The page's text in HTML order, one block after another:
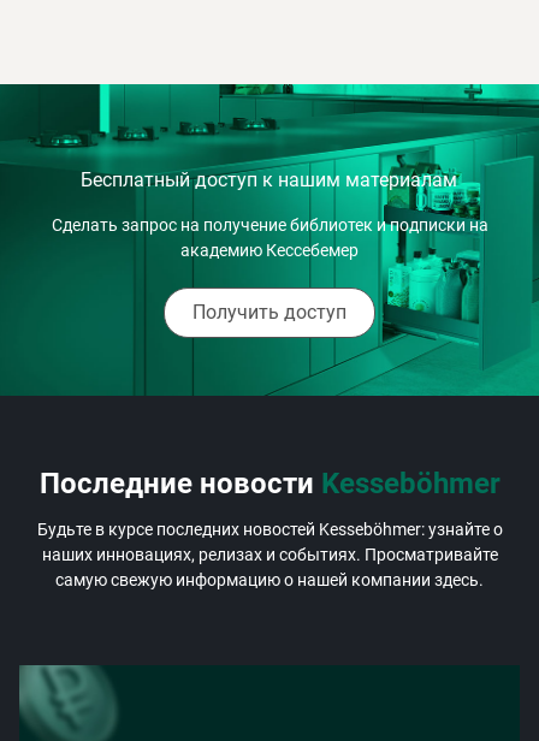
Бесплатный доступ к нашим материалам
Cделать запрос на получение библиотек и подписки на
академию Кессебемер
Получить доступ
Последние новости Kesseböhmer
Будьте в курсе последних новостей Kesseböhmer: узнайте о
наших инновациях, релизах и событиях. Просматривайте
самую свежую информацию о нашей компании здесь.